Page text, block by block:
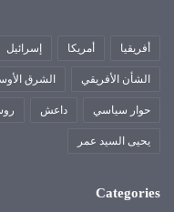
أفريقيا أمريكا إسرائيل
الشأن الأفريقي الشرق
حوار سياسي داعش
يحيى السيد عمر
Categories